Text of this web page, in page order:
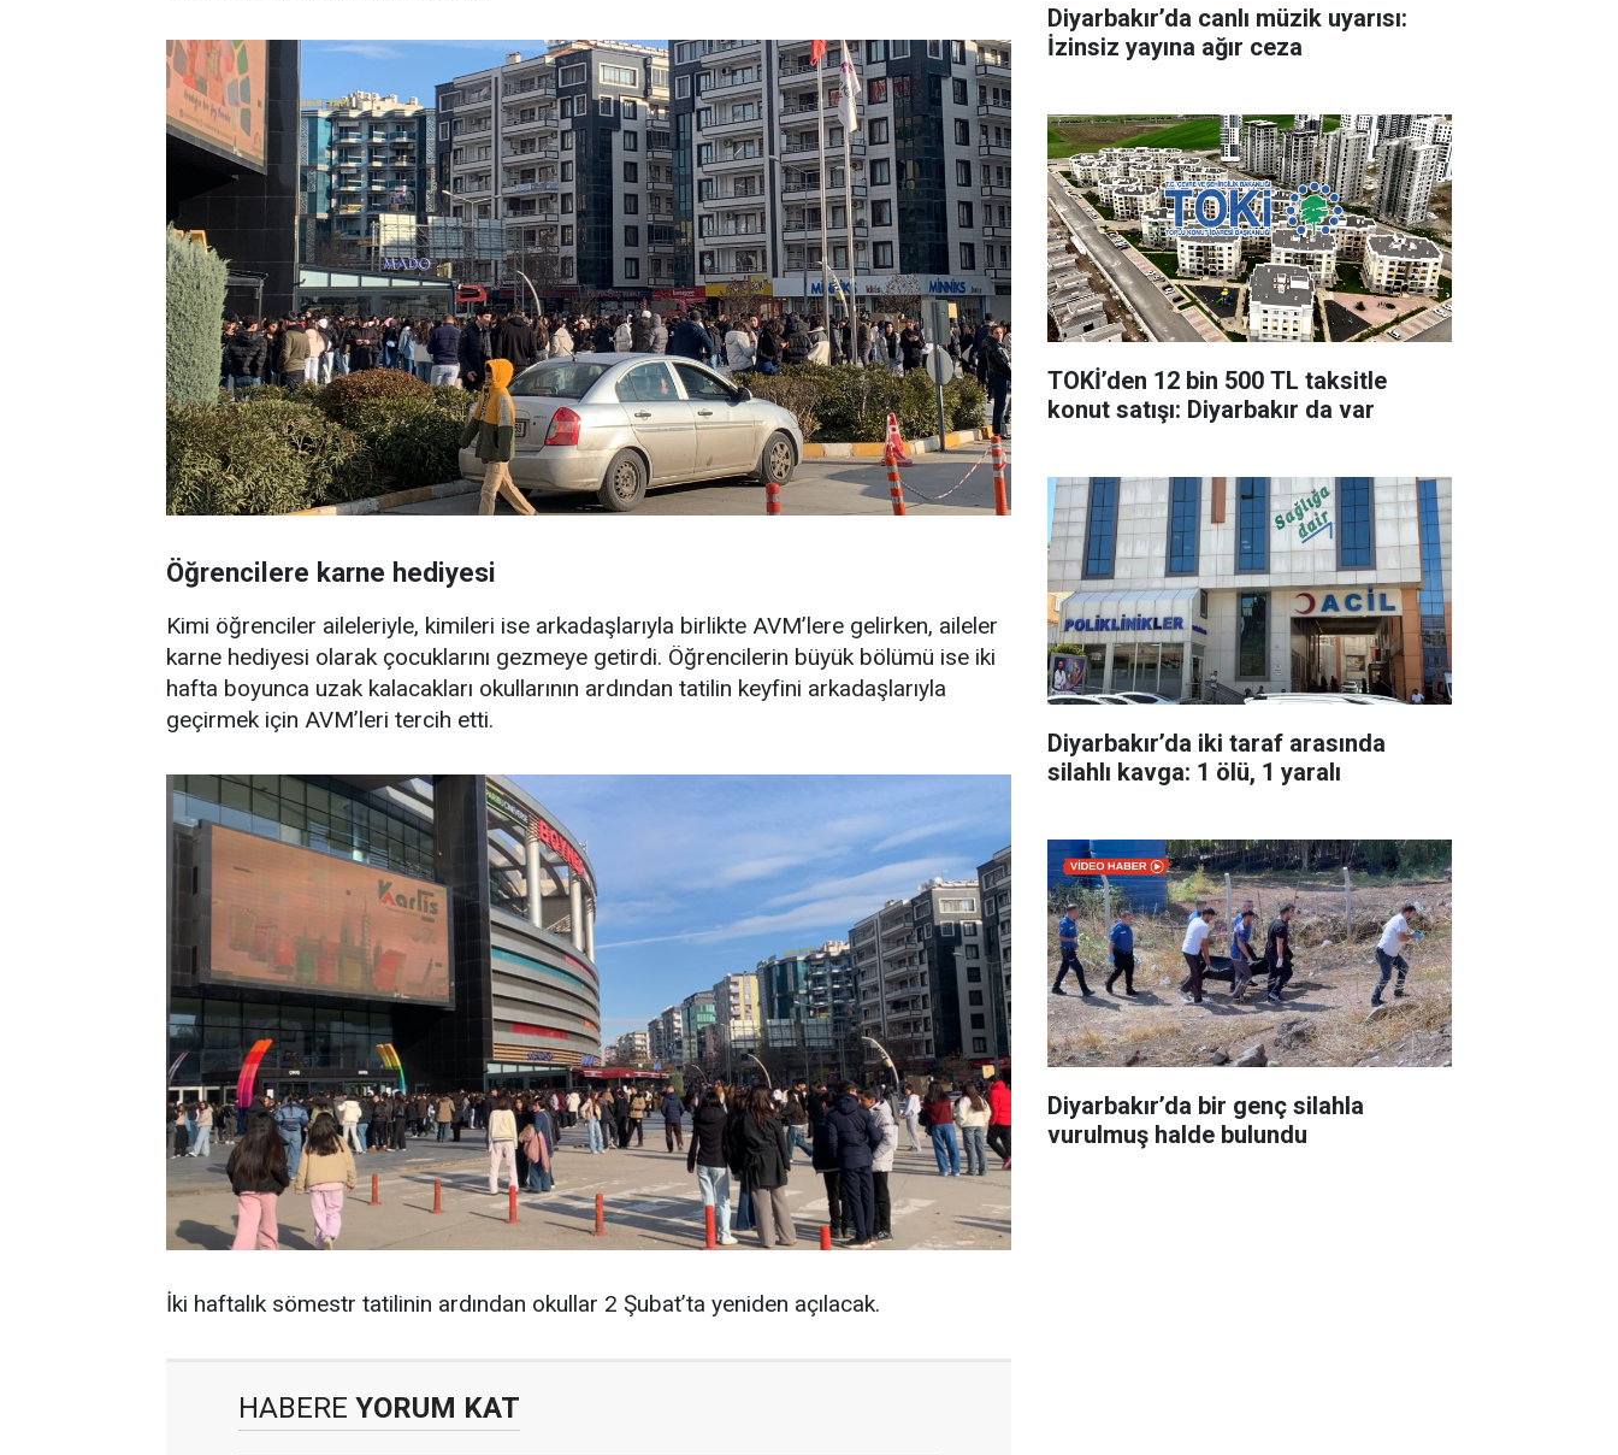
Öğrencilere karne hediyesi
Kimi öğrenciler aileleriyle, kimileri ise arkadaşlarıyla birlikte AVM’lere gelirken, aileler
karne hediyesi olarak çocuklarını gezmeye getirdi. Öğrencilerin büyük bölümü ise iki
hafta boyunca uzak kalacakları okullarının ardından tatilin keyfini arkadaşlarıyla
geçirmek için AVM’leri tercih etti.
İki haftalık sömestr tatilinin ardından okullar 2 Şubat’ta yeniden açılacak.
HABERE YORUM KAT
Diyarbakır’da canlı müzik uyarısı:
İzinsiz yayına ağır ceza
TOKİ’den 12 bin 500 TL taksitle
konut satışı: Diyarbakır da var
Diyarbakır’da iki taraf arasında
silahlı kavga: 1 ölü, 1 yaralı
Diyarbakır’da bir genç silahla
vurulmuş halde bulundu